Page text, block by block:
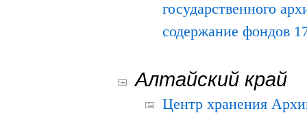
государственного
содержание фондов
Алтайский край
Центр хранения